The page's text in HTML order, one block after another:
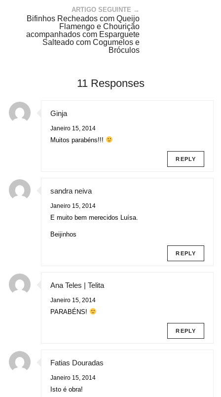
ARTIGO SEGUINTE →
Bifinhos Recheados com Queijo
Flamengo e Chourição
acompanhados com Esparguete
Salteado com Cogumelos e
Bróculos
11 Responses
Ginja
Janeiro 15, 2014
Muitos parabéns!!!
REPLY
sandra neiva
Janeiro 15, 2014
E muito bem merecidos Luísa.
Beijinhos
REPLY
Ana Teles | Telita
Janeiro 15, 2014
PARABÉNS!
REPLY
Fatias Douradas
Janeiro 15, 2014
Isto é obra!